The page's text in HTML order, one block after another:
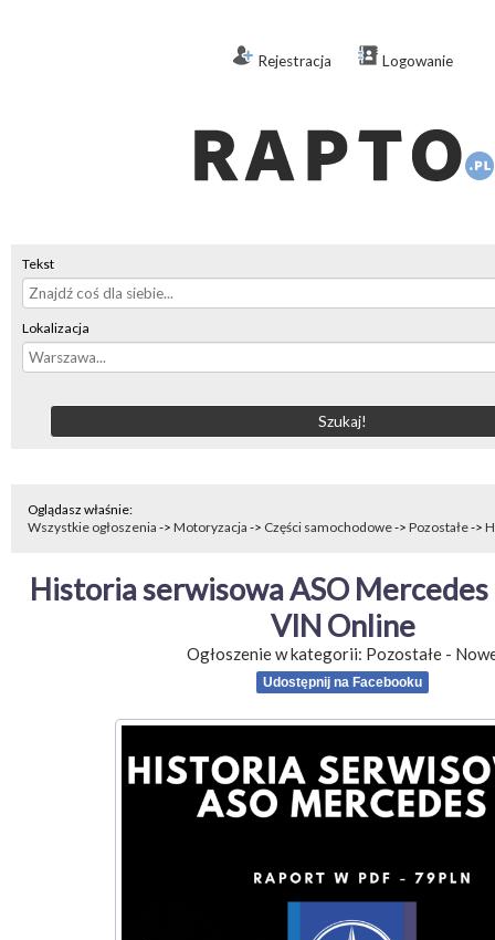
Rejestracja Logowanie
Tekst
Lokalizacja
Oglądasz właśnie:
Wszystkie ogłoszenia -> Motoryzacja -> Części samochodowe-> Pozostałe->
Historia serwisowa ASO
VIN Online
Ogłoszenie w kategorii: Pozostałe -
Udostępnij na Facebooku